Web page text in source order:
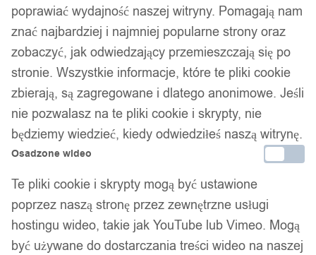
WIECZNA Róża PODWÓJNA W SZKLE
Świecąca LED PREZENT
79,99 zł
poprawiać wydajność naszej witryny. Pomagają nam
znać najbardziej i najmniej popularne strony oraz
zobaczyć, jak odwiedzający przemieszczają się po
stronie. Wszystkie informacje, które te pliki cookie
zbierają, są zagregowane i dlatego anonimowe. Jeśli
nie pozwalasz na te pliki cookie i skrypty, nie
będziemy wiedzieć, kiedy odwiedziłeś naszą witrynę.
Osadzone wideo
Te pliki cookie i skrypty mogą być ustawione
poprzez naszą stronę przez zewnętrzne usługi
hostingu wideo, takie jak YouTube lub Vimeo. Mogą
być używane do dostarczania treści wideo na naszej